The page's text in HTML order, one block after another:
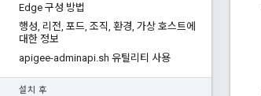
Edge 구성 방법
행성, 리전, 포드, 조직, 환경, 가상 호스트에
대한 정보
apigee-adminapi.sh 유틸리티 사용
설치 후